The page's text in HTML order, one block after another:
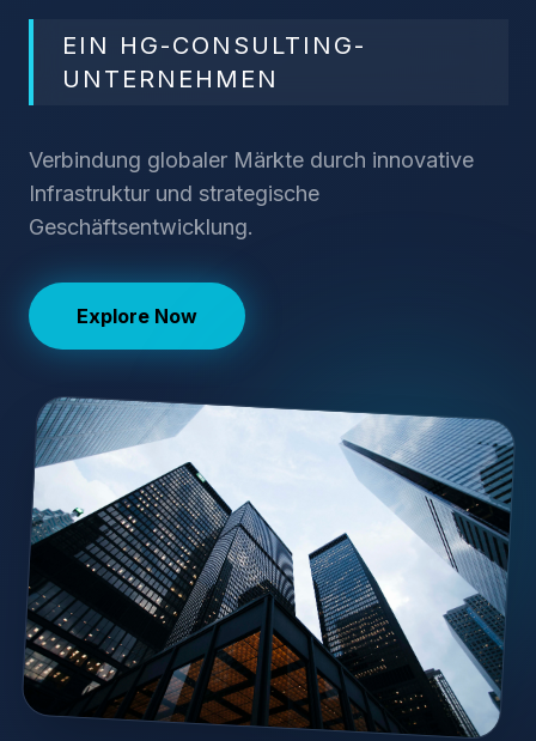
EIN HG-CONSULTING-
UNTERNEHMEN
Verbindung globaler Märkte durch innovative
Infrastruktur und strategische
Geschäftsentwicklung.
Explore Now